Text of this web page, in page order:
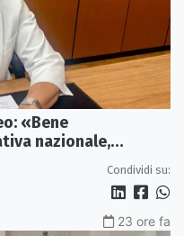
«Bene
nazionale,
Condividi su:
23 ore fa